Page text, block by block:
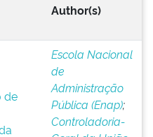
Author(s)
de
Escola Nacional
de
Administração
Pública (Enap);
Controladoria-